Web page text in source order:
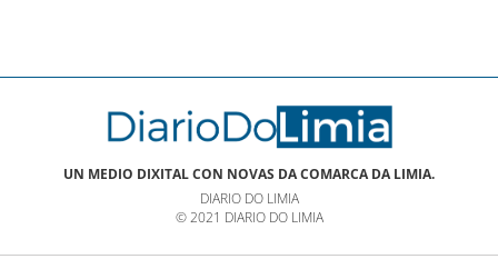
UN MEDIO DIXITAL CON NOVAS DA COMARCA DA LIMIA.
DIARIO DO LIMIA
© 2021 DIARIO DO LIMIA